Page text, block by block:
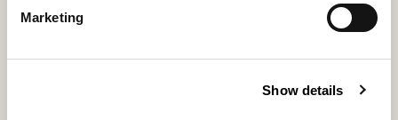
Marketing
Show details